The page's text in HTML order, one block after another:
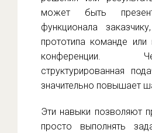
может быть
функционала
прототипа команде или
конференции.
структурированная
значительно повышает
Эти навыки позволяют
просто выполнять